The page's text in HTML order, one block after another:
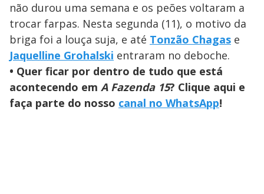
não durou uma semana e os peões voltaram a
trocar farpas. Nesta segunda (11), o motivo da
briga foi a louça suja, e até Tonzão Chagas e
Jaquelline Grohalski entraram no deboche.
• Quer ficar por dentro de tudo que está
acontecendo em A Fazenda 15? Clique aqui e
faça parte do nosso canal no WhatsApp!